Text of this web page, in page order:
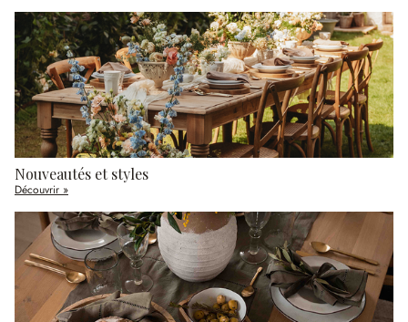
Nouveautés et styles
Découvrir »